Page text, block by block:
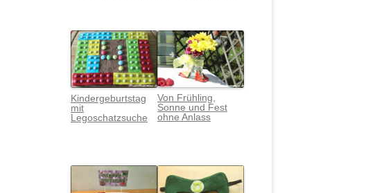
Kindergeburtstag
mit
Legoschatzsuche
Von Frühling,
Sonne und Fest
ohne Anlass